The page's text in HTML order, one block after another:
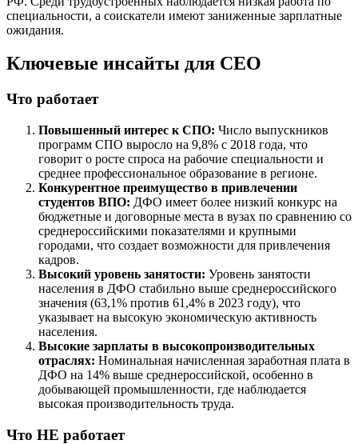
специальности, а соискатели имеют заниженные зарплатные
ожидания.
Ключевые инсайты для СЕО
Что работает
Повышенный интерес к СПО: Число выпускников
программ СПО выросло на 9,8% с 2018 года, что
говорит о росте спроса на рабочие специальности и
среднее профессиональное образование в регионе.
Конкурентное преимущество в привлечении
студентов ВПО: ДФО имеет более низкий конкурс на
бюджетные и договорные места в вузах по сравнению со
среднероссийскими показателями и крупными
городами, что создает возможности для привлечения
кадров.
Высокий уровень занятости: Уровень занятости
населения в ДФО стабильно выше среднероссийского
значения (63,1% против 61,4% в 2023 году), что
указывает на высокую экономическую активность
населения.
Высокие зарплаты в высокопроизводительных
отраслях: Номинальная начисленная заработная плата в
ДФО на 14% выше среднероссийской, особенно в
добывающей промышленности, где наблюдается
высокая производительность труда.
Что НЕ работает